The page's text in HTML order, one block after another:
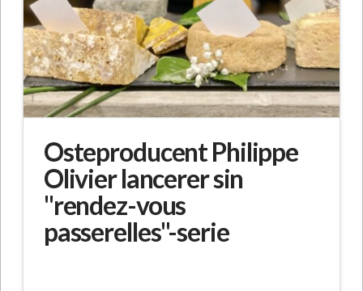
Osteproducent Philippe
Olivier lancerer sin
"rendez-vous
passerelles"-serie